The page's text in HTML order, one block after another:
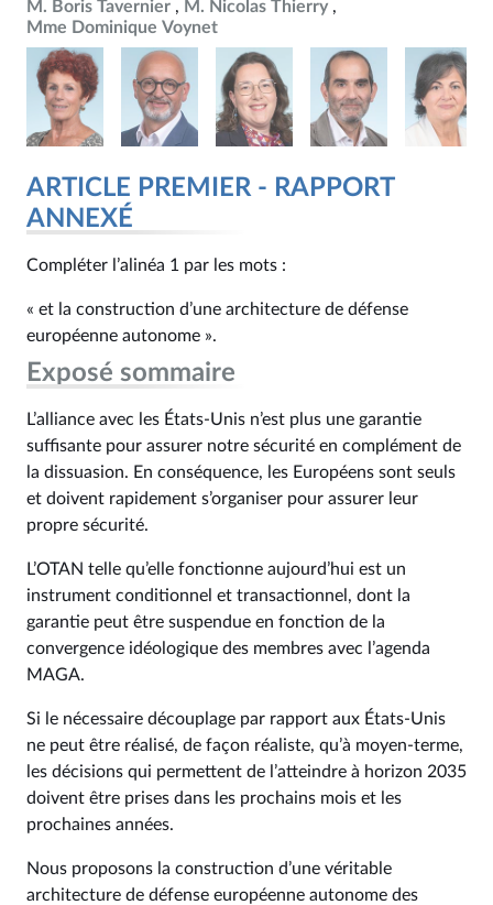
M. Boris Tavernier
M. Nicolas Thierry
Mme Dominique Voynet
ARTICLE PREMIER - RAPPORT
ANNEXÉ
Compléter l’alinéa 1 par les mots :
« et la construction d’une architecture de défense
européenne autonome ».
Exposé sommaire
L’alliance avec les États-Unis n’est plus une garantie
suffisante pour assurer notre sécurité en complément de
la dissuasion. En conséquence, les Européens sont seuls
et doivent rapidement s’organiser pour assurer leur
propre sécurité.
L’OTAN telle qu’elle fonctionne aujourd’hui est un
instrument conditionnel et transactionnel, dont la
garantie peut être suspendue en fonction de la
convergence idéologique des membres avec l’agenda
MAGA.
Si le nécessaire découplage par rapport aux États-Unis
ne peut être réalisé, de façon réaliste, qu’à moyen-terme,
les décisions qui permettent de l’atteindre à horizon 2035
doivent être prises dans les prochains mois et les
prochaines années.
Nous proposons la construction d’une véritable
architecture de défense européenne autonome des